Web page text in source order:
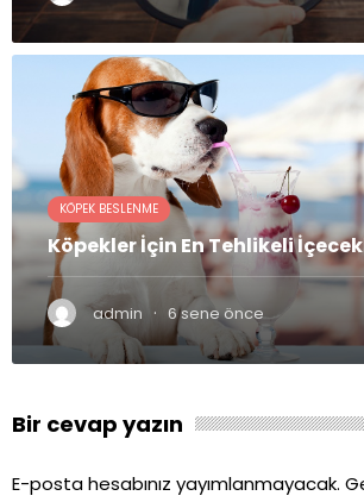
KÖPEK BESLENME
Köpekler İçin En Tehlikeli
admin · 6 sene önce
Bir cevap yazın
E-posta hesabınız yayımlanmayacak.